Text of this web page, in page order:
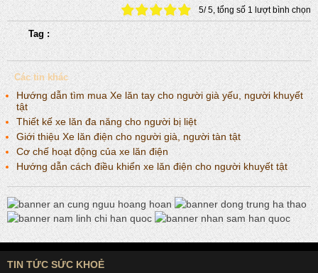
5/5, tổng số 1 lượt bình chọn
Tag :
Các tin khác
Hướng dẫn tìm mua Xe lăn tay cho người già yếu, người khuyết
tật
Thiết kế xe lăn đa năng cho người bị liệt
Giới thiệu Xe lăn điện cho người già, người tàn tật
Cơ chế hoạt động của xe lăn điện
Hướng dẫn cách điều khiển xe lăn điện cho người khuyết tật
TIN TỨC SỨC KHOẺ